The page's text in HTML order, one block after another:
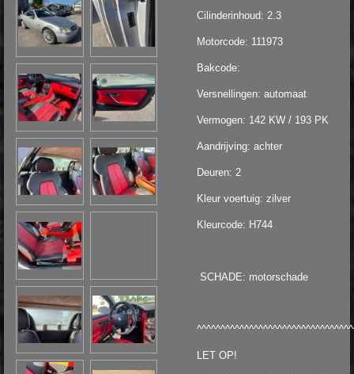
Cilinderinhoud: 2.3
Motorcode: 111973
Bakcode:
Versnellingen: automaat
Vermogen: 142 KW / 193 PK
Aandrijving: achter
Deuren: 2
Kleur voertuig: zilver
Kleurcode: H744
SCHADE: motorschade
LET OP!